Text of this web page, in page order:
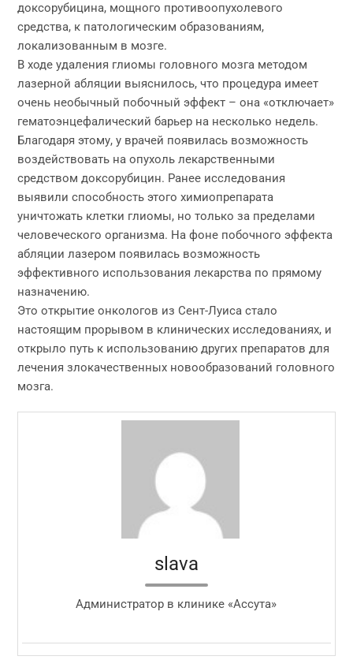
доксорубицина, мощного противоопухолевого
средства, к патологическим образованиям,
локализованным в мозге.
В ходе удаления глиомы головного мозга методом
лазерной абляции выяснилось, что процедура имеет
очень необычный побочный эффект – она «отключает»
гематоэнцефалический барьер на несколько недель.
Благодаря этому, у врачей появилась возможность
воздействовать на опухоль лекарственными
средством доксорубицин. Ранее исследования
выявили способность этого химиопрепарата
уничтожать клетки глиомы, но только за пределами
человеческого организма. На фоне побочного эффекта
абляции лазером появилась возможность
эффективного использования лекарства по прямому
назначению.
Это открытие онкологов из Сент-Луиса стало
настоящим прорывом в клинических исследованиях, и
открыло путь к использованию других препаратов для
лечения злокачественных новообразований головного
мозга.
slava
Администратор в клинике «Ассута»